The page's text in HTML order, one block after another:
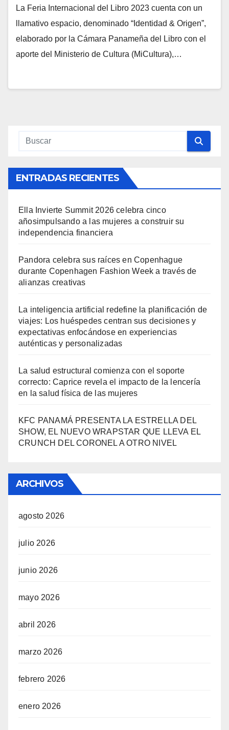
La Feria Internacional del Libro 2023 cuenta con un
llamativo espacio, denominado “Identidad & Origen”,
elaborado por la Cámara Panameña del Libro con el
aporte del Ministerio de Cultura (MiCultura),…
ENTRADAS RECIENTES
Ella Invierte Summit 2026 celebra cinco
añosimpulsando a las mujeres a construir su
independencia financiera
Pandora celebra sus raíces en Copenhague
durante Copenhagen Fashion Week a través de
alianzas creativas
La inteligencia artificial redefine la planificación de
viajes: Los huéspedes centran sus decisiones y
expectativas enfocándose en experiencias
auténticas y personalizadas
La salud estructural comienza con el soporte
correcto: Caprice revela el impacto de la lencería
en la salud física de las mujeres
KFC PANAMÁ PRESENTA LA ESTRELLA DEL
SHOW, EL NUEVO WRAPSTAR QUE LLEVA EL
CRUNCH DEL CORONEL A OTRO NIVEL
ARCHIVOS
agosto 2026
julio 2026
junio 2026
mayo 2026
abril 2026
marzo 2026
febrero 2026
enero 2026